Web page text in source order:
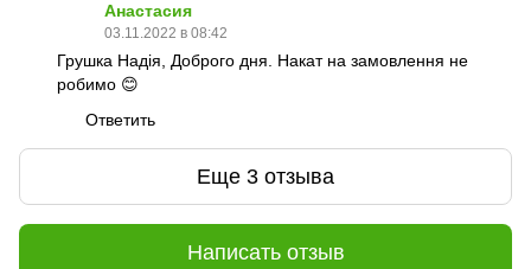
Анастасия
03.11.2022 в 08:42
Грушка Надія, Доброго дня. Накат на замовлення не
робимо 😊
Ответить
Еще 3 отзыва
Написать отзыв